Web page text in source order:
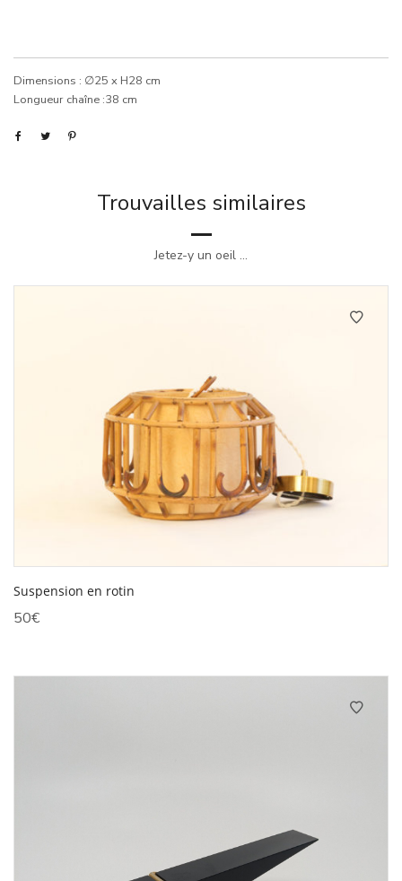
Dimensions : ∅25 x H28 cm
Longueur chaîne :38 cm
Trouvailles similaires
Jetez-y un oeil ...
Suspension en rotin
50€